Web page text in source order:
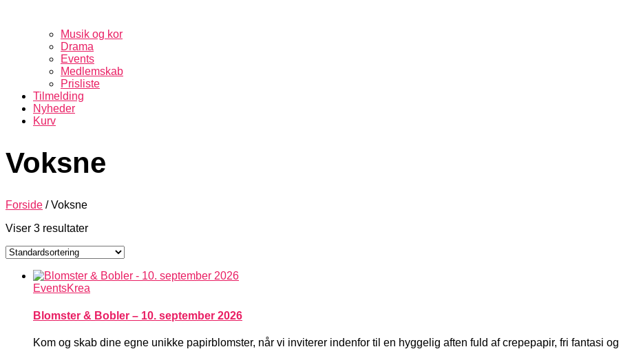
Musik og kor
Drama
Events
Medlemskab
Prisliste
Tilmelding
Nyheder
Kurv
Voksne
Forside / Voksne
Viser 3 resultater
EventsKrea
Blomster & Bobler – 10. september 2026
Kom og skab dine egne unikke papirblomster, når vi inviterer indenfor til en hyggelig aften fuld af crepepapir, fri fantasi